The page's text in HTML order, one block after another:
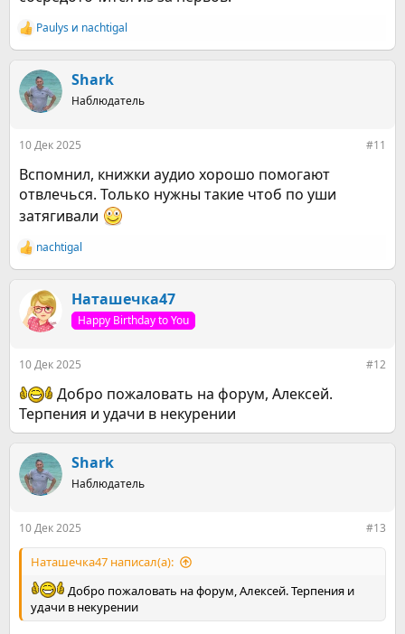
Р
е
к
ц
и
Paulys и nachtigal
Shark
Наблюдатель
10 Дек 2025 #11
Вспомнил, книжки аудио хорошо помогают
отвлечься. Только нужны такие чтоб по уши
затягивали
Р
е
и
nachtigal
Наташечка47
Happy Birthday to You
10 Дек 2025 #12
Добро пожаловать на форум, Алексей.
Терпения и удачи в некурении
Shark
Наблюдатель
10 Дек 2025 #13
Наташечка47 написал(а):
Добро пожаловать на форум, Алексей. Терпения и
удачи в некурении